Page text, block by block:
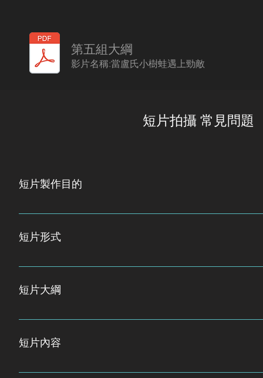
第五組大綱
影片名稱:當盧氏小樹蛙遇上勁敵
短片拍攝 常見問題
短片製作目的
由於疫情嚴重，為安全起見，原先計劃每組都會舉辦的公
短片形式
每組將各製作一條不長於四分鐘的短片，覆蓋不同兩爬議
會Facebook及YouTube專頁上傳，希望接觸到相等於原本
短片大綱
參考我們提供的例子，每組需提交一份大綱，交代影片的
提交日期：七月二十六日 （星期日） 大綱最終版本提交
短片內容
請確保短片含有： 1. 主題 2.影片名稱 3. 保育訊息 4. 字幕